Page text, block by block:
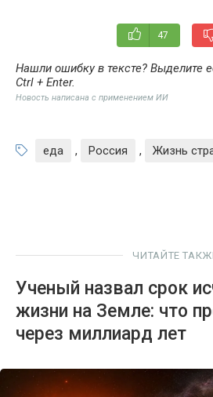
47
Нашли ошибку в тексте? Выделите
Ctrl + Enter.
Новость написана с применением ИИ
еда , Россия , Жизнь
ЧИТАЙТЕ
Ученый назвал срок
жизни на Земле: что
через миллиард лет